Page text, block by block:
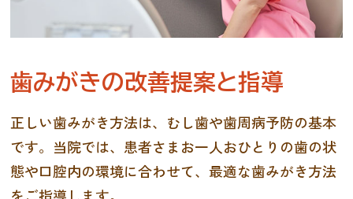
歯みがきの改善提案と指導
正しい歯みがき方法は、むし歯や歯周病予防の基本
です。当院では、患者さまお一人おひとりの歯の状
態や口腔内の環境に合わせて、最適な歯みがき方法